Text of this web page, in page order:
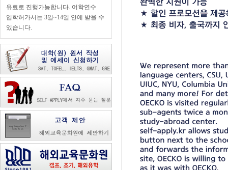
유료로 진행가능합니다. 어학연수
입학허가서는 3일~14일 안에 받을 수
있습니다.